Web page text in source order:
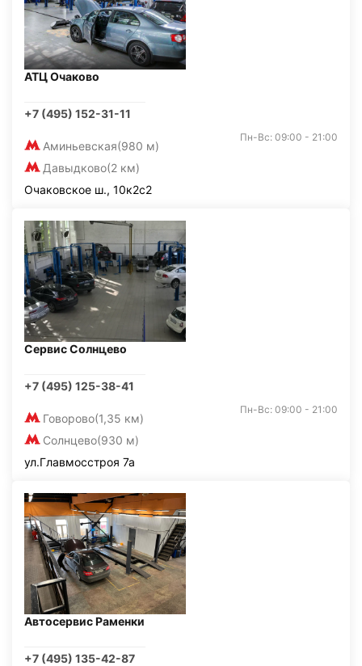
АТЦ Очаково
+7 (495) 152-31-11
Аминьевская(980 м)
Давыдково(2 км)
Пн-Вс: 09:00 - 21:00
Очаковское ш., 10к2с2
Сервис Солнцево
+7 (495) 125-38-41
Говорово(1,35 км)
Солнцево(930 м)
Пн-Вс: 09:00 - 21:00
ул.Главмосстроя 7а
Автосервис Раменки
+7 (495) 135-42-87